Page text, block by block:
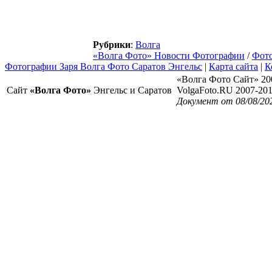
Рубрики: Волга
«Волга Фото» Новости Фотографии /
Фотографии Заря Волга Фото Саратов Энгельс | Карта сайта |
Сайт «Волга Фото» Энгельс и Саратов
«Волга Фото Сайт»
VolgaFoto.RU 2007-
Документ от 08/08/